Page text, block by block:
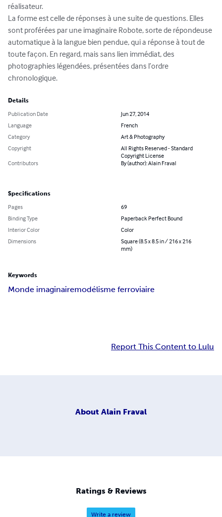
réalisateur.
La forme est celle de réponses à une suite de questions. Elles
sont proférées par une imaginaire Robote, sorte de répondeuse
automatique à la langue bien pendue, qui a réponse à tout de
toute façon. En regard, mais sans lien immédiat, des
photographies légendées, présentées dans l’ordre
chronologique.
Details
Publication Date
Jun 27, 2014
Language
French
Category
Art & Photography
Copyright
All Rights Reserved - Standard
Copyright License
Contributors
By (author): Alain Fraval
Specifications
Pages
69
Binding Type
Paperback Perfect Bound
Interior Color
Color
Dimensions
Square (8.5 x 8.5 in / 216 x 216
mm)
Keywords
Monde imaginairemodélisme ferroviaire
Report This Content to Lulu
About Alain Fraval
Ratings & Reviews
Write a review